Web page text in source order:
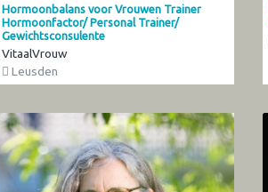
Hormoonbalans voor Vrouwen Trainer
Hormoonfactor/ Personal Trainer/
Gewichtsconsulente
VitaalVrouw
Leusden